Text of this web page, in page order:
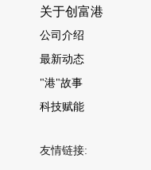
关于创富港
公司介绍
最新动态
"港"故事
科技赋能
友情链接: